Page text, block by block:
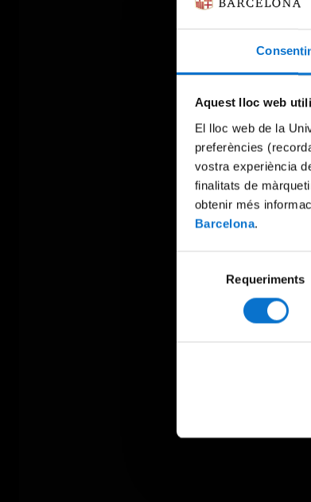
Aquest lloc web
El lloc web de la
preferències
vostra experiència
finalitats de
obtenir més
Barcelona.
consentiment
Requeriments